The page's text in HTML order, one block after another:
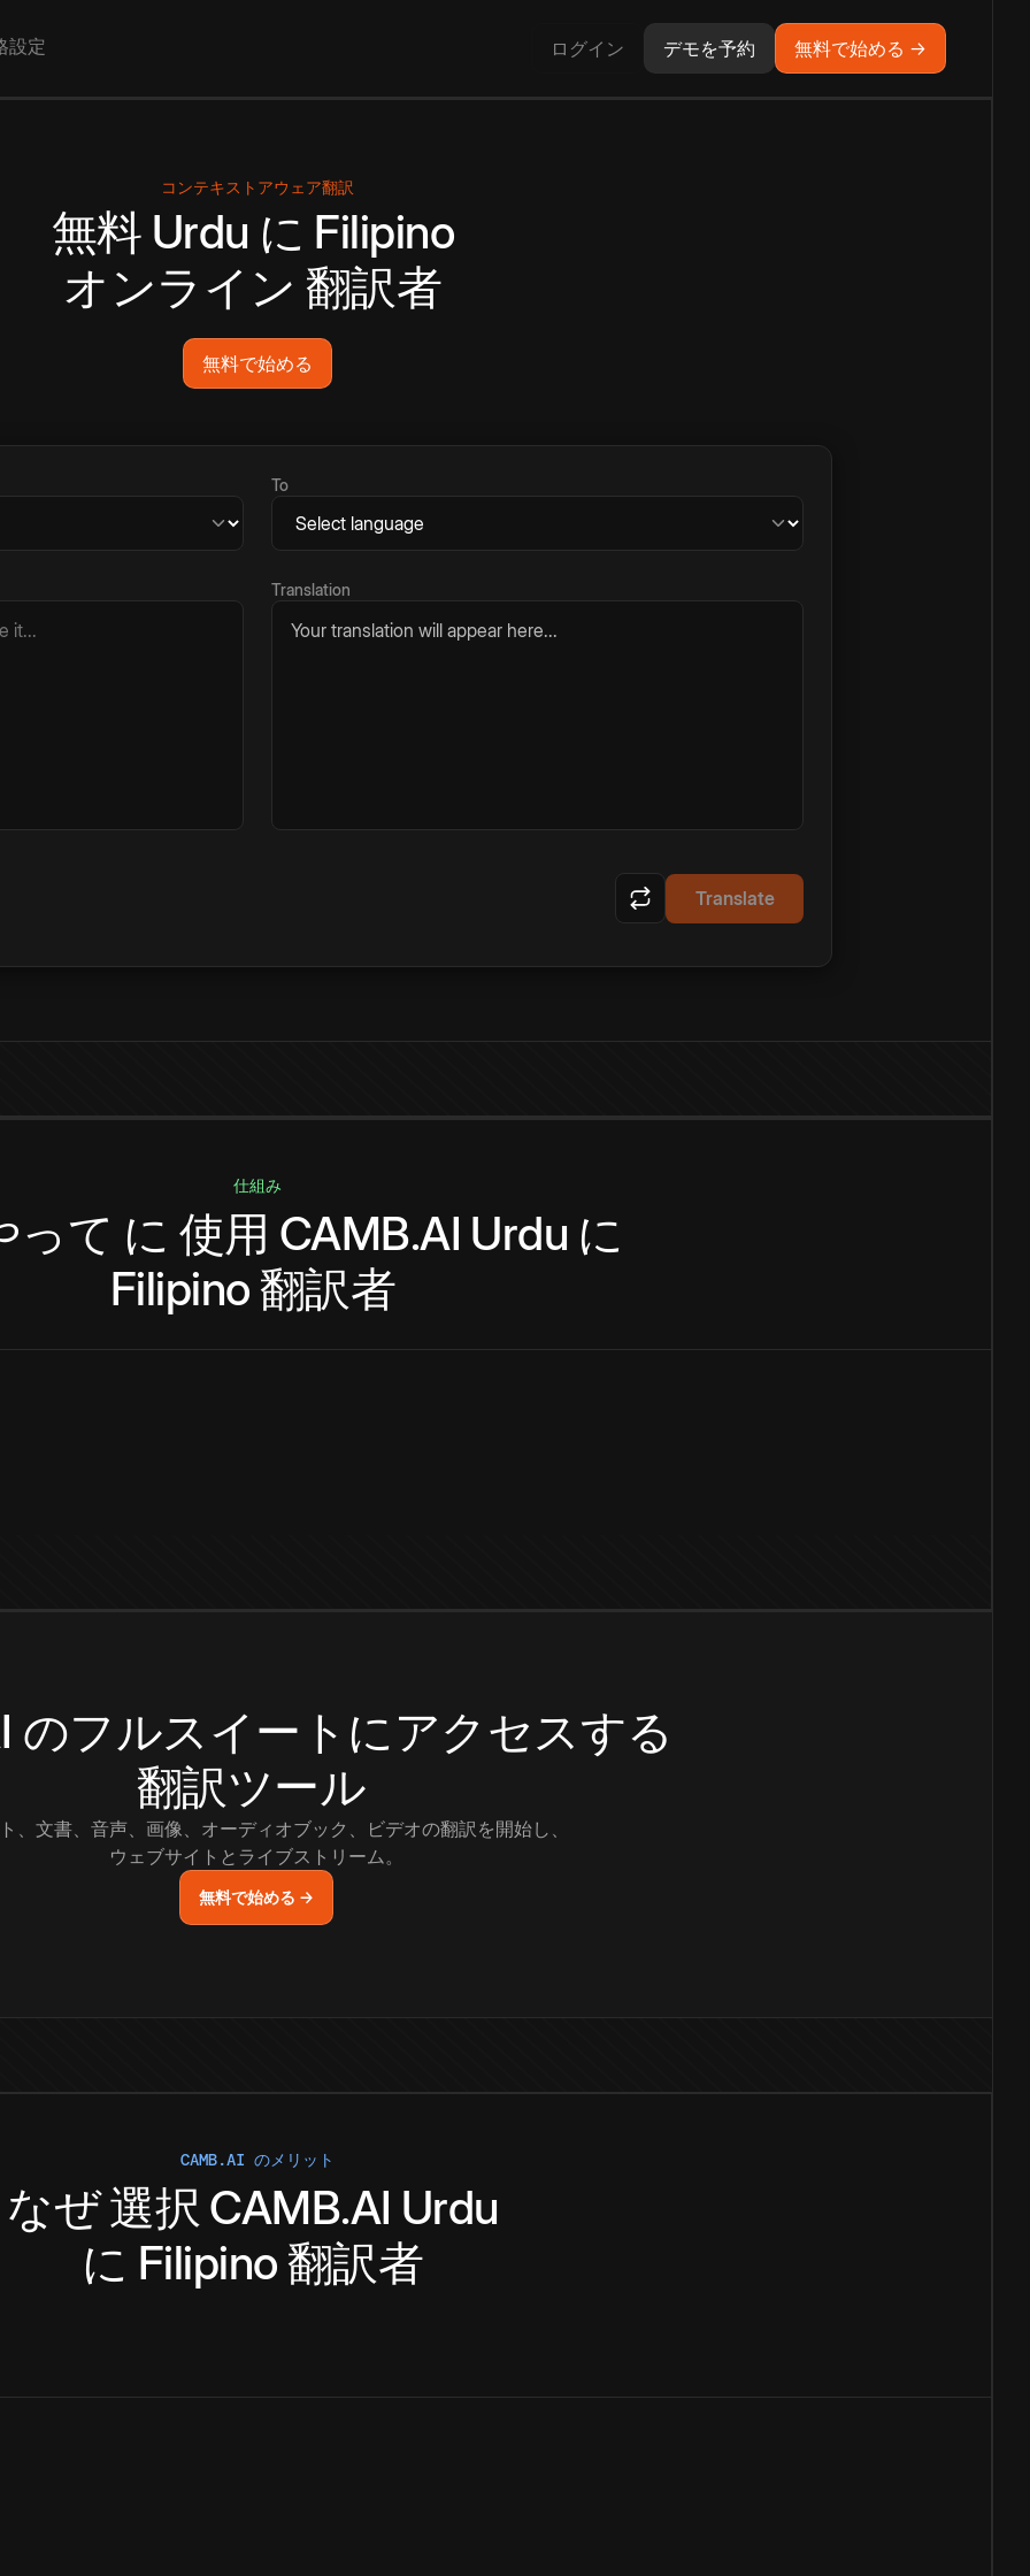
設定 ログイン デモを予約 無料で始める →
コンテキストアウェア翻訳
無料 Urdu に Filipino
オンライン 翻訳者
無料で始める
To
Translation
Your translation will appear here...
Translate
仕組み
って に 使用 CAMB.AI Urdu に
Filipino 翻訳者
のフルスイートにアクセスする
翻訳ツール
、文書、音声、画像、オーディオブック、ビデオの翻訳を開始し、
ウェブサイトとライブストリーム。
無料で始める →
CAMB.AI のメリット
なぜ選択 CAMB.AI Urdu
に Filipino 翻訳者